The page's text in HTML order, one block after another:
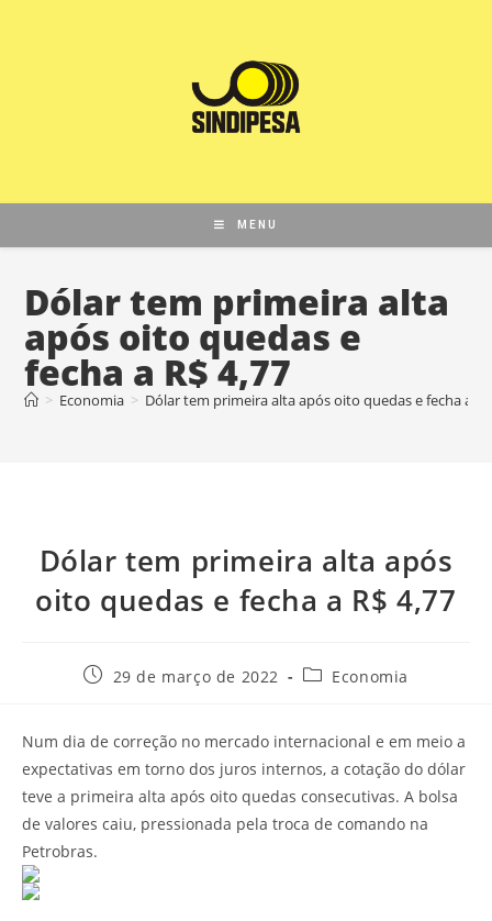
MENU
Dólar tem primeira alta
após oito quedas e
fecha a R$ 4,77
> Economia > Dólar tem primeira alta após oito quedas e fecha a
Dólar tem primeira alta após
oito quedas e fecha a R$ 4,77
29 de março de 2022 Economia
Num dia de correção no mercado internacional e em meio a
expectativas em torno dos juros internos, a cotação do dólar
teve a primeira alta após oito quedas consecutivas. A bolsa
de valores caiu, pressionada pela troca de comando na
Petrobras.